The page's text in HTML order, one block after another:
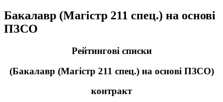
Бакалавр (Магістр 211 спец.) на основі
ПЗСО
Рейтингові списки
(Бакалавр (Магістр 211 спец.) на основі ПЗСО)
контракт